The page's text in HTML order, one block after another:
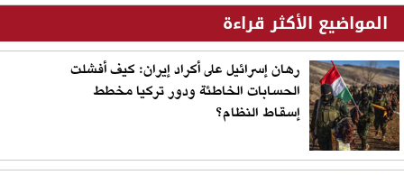
المواضيع الأكثر قراءة
رهان إسرائيل على أكراد إيران: كيف أفشلت
الحسابات الخاطئة ودور تركيا مخطط
إسقاط النظام؟